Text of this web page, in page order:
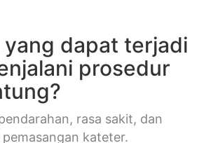
dapat terjadi
prosedur
rasa sakit, dan
kateter.